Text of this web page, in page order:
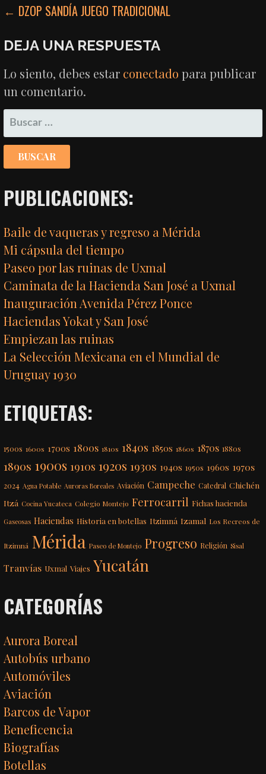
NAVEGACIÓN
DE
ENTRADAS
← DZOP SANDÍA JUEGO TRADICIONAL
DEJA UNA RESPUESTA
Lo siento, debes estar conectado para publicar
un comentario.
BUSCAR:
PUBLICACIONES:
Baile de vaqueras y regreso a Mérida
Mi cápsula del tiempo
Paseo por las ruinas de Uxmal
Caminata de la Hacienda San José a Uxmal
Inauguración Avenida Pérez Ponce
Haciendas Yokat y San José
Empiezan las ruinas
La Selección Mexicana en el Mundial de
Uruguay 1930
ETIQUETAS:
1500s 1600s 1700s 1800s 1810s 1840s 1850s 1860s 1870s 1880s
1890s 1900s 1910s 1920s 1930s 1940s 1950s 1960s 1970s
2024 Agua Potable Auroras Boreales Aviación Campeche Catedral Chichén
Itzá Cocina Yucateca Colegio Montejo Ferrocarril Fichas hacienda
Gaseosas Haciendas Historia en botellas Itzimná Izamal Los Recreos de
Itzimná Mérida Paseo de Montejo Progreso Religión Sisal
Tranvías Uxmal Viajes Yucatán
CATEGORÍAS
Aurora Boreal
Autobús urbano
Automóviles
Aviación
Barcos de Vapor
Beneficencia
Biografías
Botellas